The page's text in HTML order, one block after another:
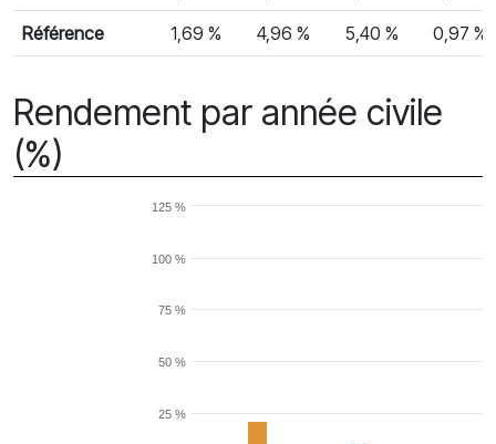
Référence 1,69 % 4,96 % 5,40 % 0,97 %
Rendement par année civile
(%)
25 %
50 %
75 %
100 %
125 %